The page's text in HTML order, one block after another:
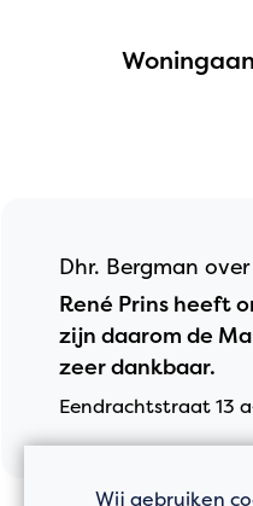
Dhr. Bergman
René Prins heeft
zijn daarom de
zeer dankbaar.
Eendrachtstraat 13
Wij gebruiken